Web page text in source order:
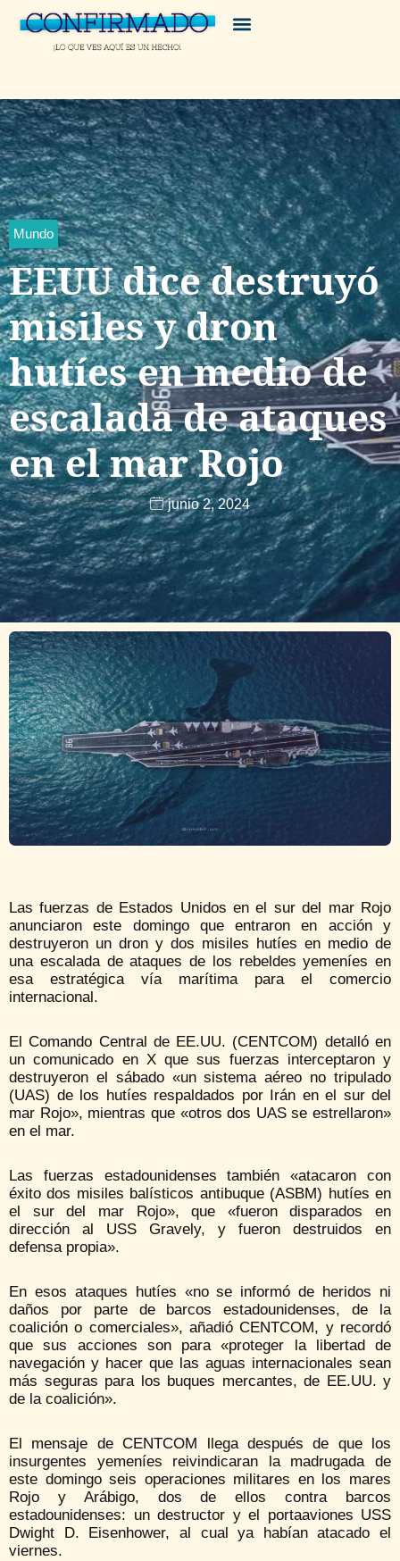
Mundo
EEUU dice destruyó
misiles y dron
hutíes en medio de
escalada de ataques
en el mar Rojo
junio 2, 2024
Las fuerzas de Estados Unidos en el sur del mar Rojo
anunciaron este domingo que entraron en acción y
destruyeron un dron y dos misiles hutíes en medio de
una escalada de ataques de los rebeldes yemeníes en
esa estratégica vía marítima para el comercio
internacional.
El Comando Central de EE.UU. (CENTCOM) detalló en
un comunicado en X que sus fuerzas interceptaron y
destruyeron el sábado «un sistema aéreo no tripulado
(UAS) de los hutíes respaldados por Irán en el sur del
mar Rojo», mientras que «otros dos UAS se estrellaron»
en el mar.
Las fuerzas estadounidenses también «atacaron con
éxito dos misiles balísticos antibuque (ASBM) hutíes en
el sur del mar Rojo», que «fueron disparados en
dirección al USS Gravely, y fueron destruidos en
defensa propia».
En esos ataques hutíes «no se informó de heridos ni
daños por parte de barcos estadounidenses, de la
coalición o comerciales», añadió CENTCOM, y recordó
que sus acciones son para «proteger la libertad de
navegación y hacer que las aguas internacionales sean
más seguras para los buques mercantes, de EE.UU. y
de la coalición».
El mensaje de CENTCOM llega después de que los
insurgentes yemeníes reivindicaran la madrugada de
este domingo seis operaciones militares en los mares
Rojo y Arábigo, dos de ellos contra barcos
estadounidenses: un destructor y el portaaviones USS
Dwight D. Eisenhower, al cual ya habían atacado el
viernes.